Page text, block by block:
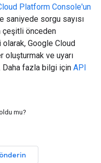
Platform Console'un
saniyede sorgu sayısı
çeşitli önceden
Google Cloud
ve uyarı
Daha fazla bilgi için API
mu?